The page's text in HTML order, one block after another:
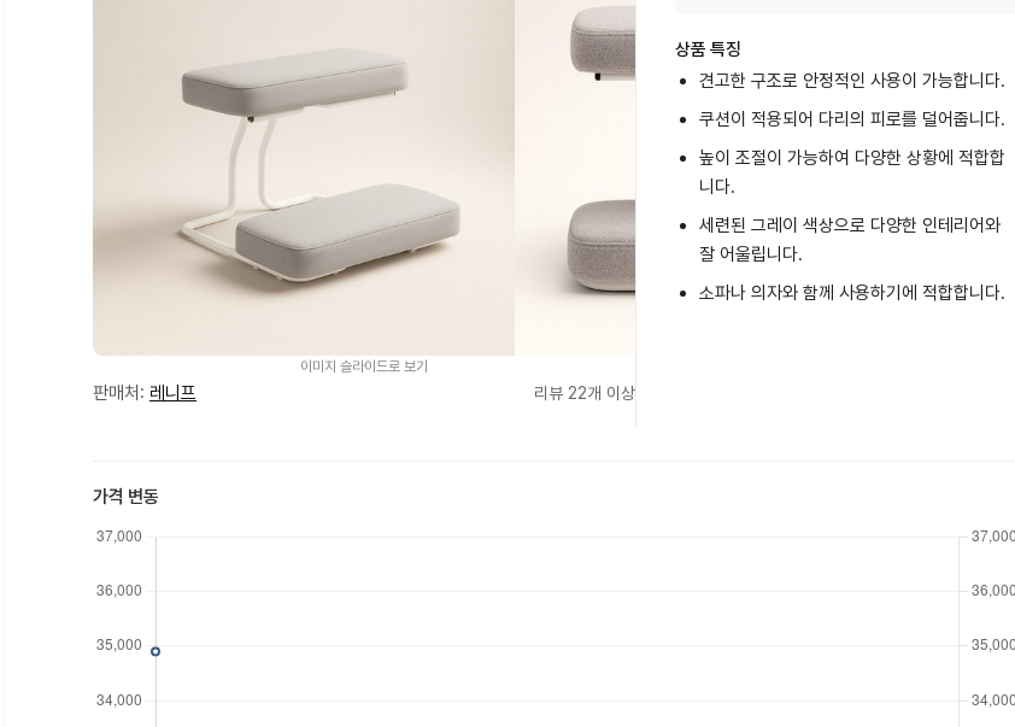
이미지 슬라이드로 보기
판매처: 레니프 리뷰 22개 이상
상품 특징
견고한 구조로 안정적인 사용이 가능합니다.
쿠션이 적용되어 다리의 피로를 덜어줍니다.
높이 조절이 가능하여 다양한 상황에 적합합
니다.
세련된 그레이 색상으로 다양한 인테리어와
잘 어울립니다.
소파나 의자와 함께 사용하기에 적합합니다.
가격 변동